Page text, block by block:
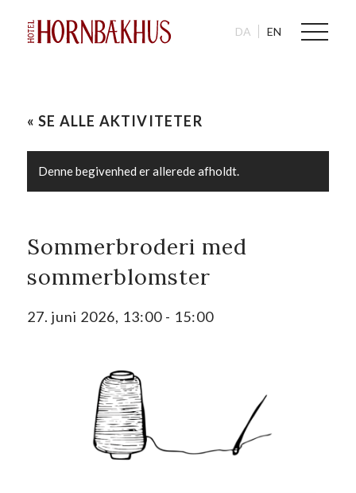
DA EN
« SE ALLE AKTIVITETER
Denne begivenhed er allerede afholdt.
Sommerbroderi med
sommerblomster
27. juni 2026, 13:00- 15:00